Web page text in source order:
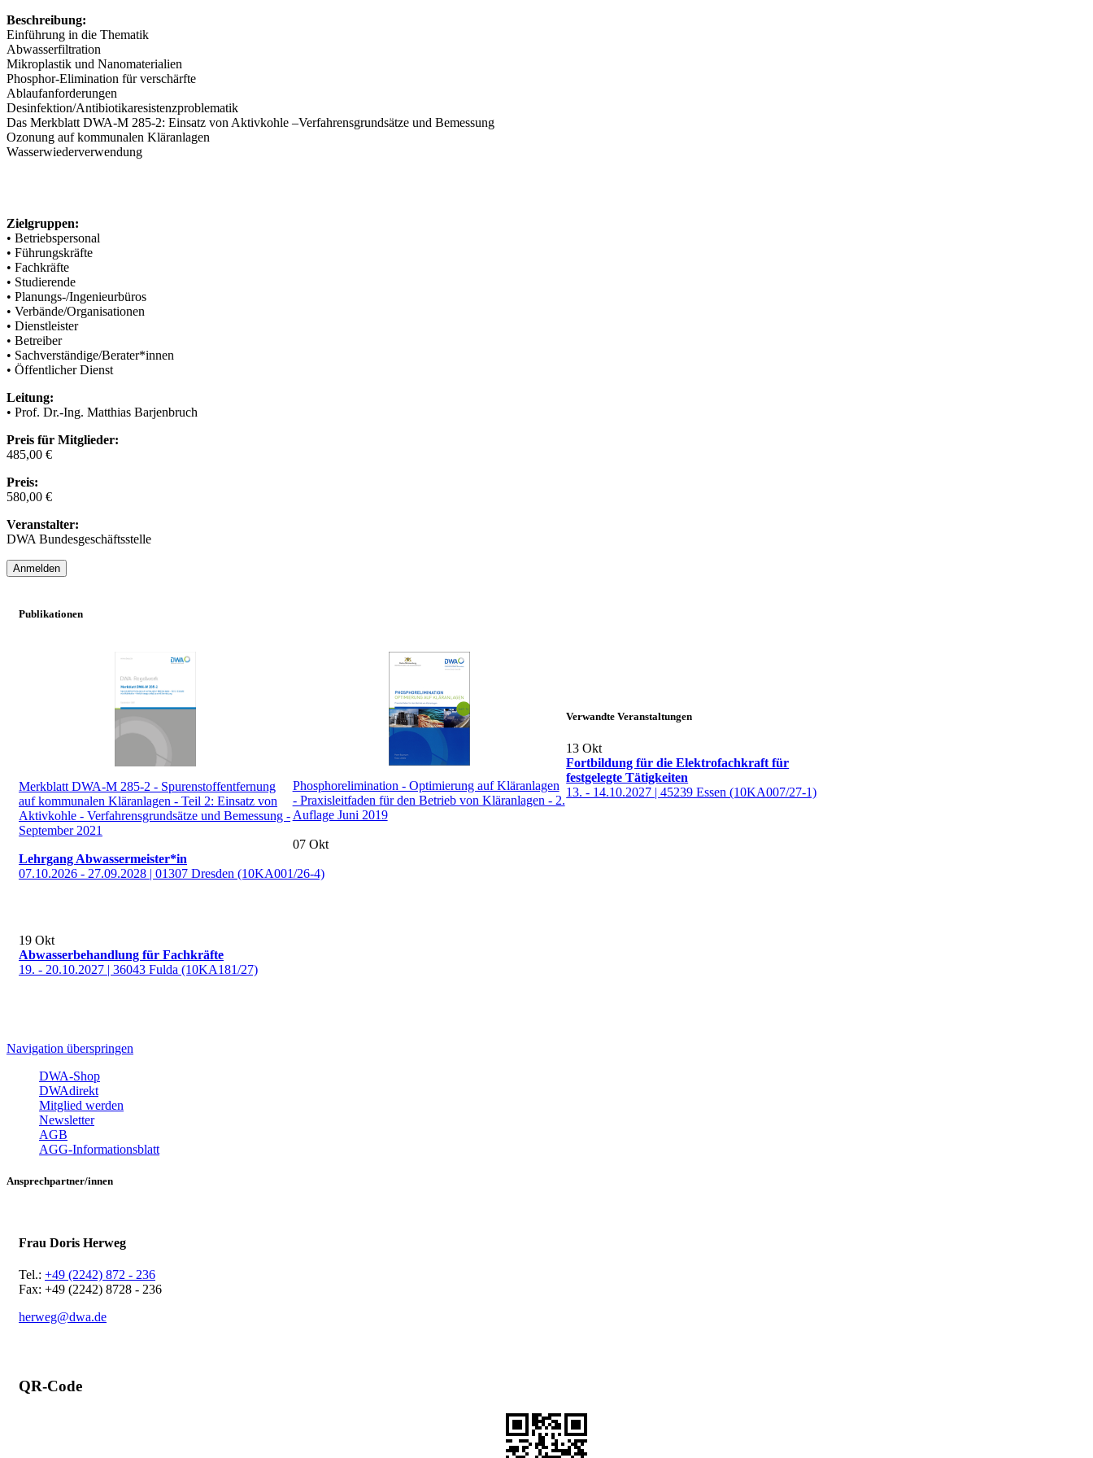
Beschreibung:
Einführung in die Thematik
Abwasserfiltration
Mikroplastik und Nanomaterialien
Phosphor-Elimination für verschärfte
Ablaufanforderungen
Desinfektion/Antibiotikaresistenzproblematik
Das Merkblatt DWA-M 285-2: Einsatz von Aktivkohle –Verfahrensgrundsätze und Bemessung
Ozonung auf kommunalen Kläranlagen
Wasserwiederverwendung
Zielgruppen:
• Betriebspersonal
• Führungskräfte
• Fachkräfte
• Studierende
• Planungs-/Ingenieurbüros
• Verbände/Organisationen
• Dienstleister
• Betreiber
• Sachverständige/Berater*innen
• Öffentlicher Dienst
Leitung:
• Prof. Dr.-Ing. Matthias Barjenbruch
Preis für Mitglieder:
485,00 €
Preis:
580,00 €
Veranstalter:
DWA Bundesgeschäftsstelle
Anmelden
Publikationen
Merkblatt DWA-M 285-2 - Spurenstoffentfernung
auf kommunalen Kläranlagen - Teil 2: Einsatz von
Aktivkohle - Verfahrensgrundsätze und Bemessung -
September 2021
Phosphorelimination - Optimierung auf Kläranlagen
- Praxisleitfaden für den Betrieb von Kläranlagen - 2.
Auflage Juni 2019
Verwandte Veranstaltungen
13 Okt
Fortbildung für die Elektrofachkraft für
festgelegte Tätigkeiten
13. - 14.10.2027 | 45239 Essen (10KA007/27-1)
07 Okt
Lehrgang Abwassermeister*in
07.10.2026 - 27.09.2028 | 01307 Dresden (10KA001/26-4)
19 Okt
Abwasserbehandlung für Fachkräfte
19. - 20.10.2027 | 36043 Fulda (10KA181/27)
Navigation überspringen
DWA-Shop
DWAdirekt
Mitglied werden
Newsletter
AGB
AGG-Informationsblatt
Ansprechpartner/innen
Frau Doris Herweg
Tel.: +49 (2242) 872 - 236
Fax: +49 (2242) 8728 - 236
herweg@dwa.de
QR-Code